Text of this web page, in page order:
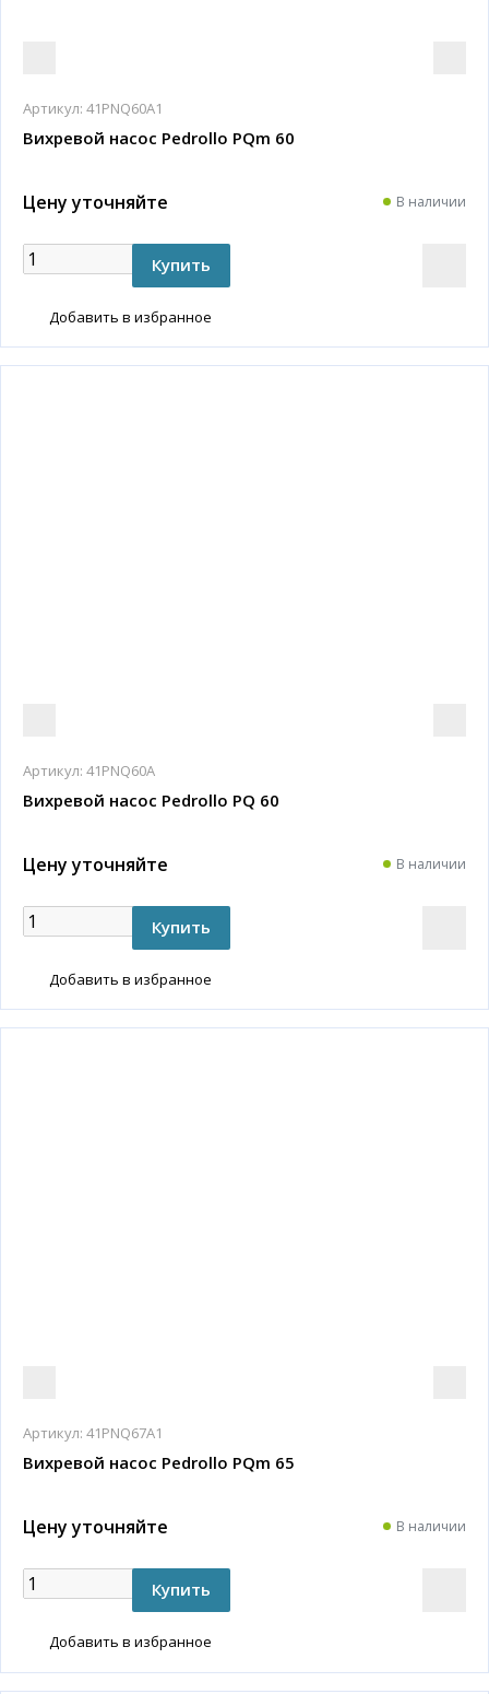
Артикул: 41PNQ60A1
Вихревой насос Pedrollo PQm 60
Цену уточняйте В наличии
Добавить в избранное
Артикул: 41PNQ60A
Вихревой насос Pedrollo PQ 60
Цену уточняйте В наличии
Добавить в избранное
Артикул: 41PNQ67A1
Вихревой насос Pedrollo PQm 65
Цену уточняйте В наличии
Добавить в избранное